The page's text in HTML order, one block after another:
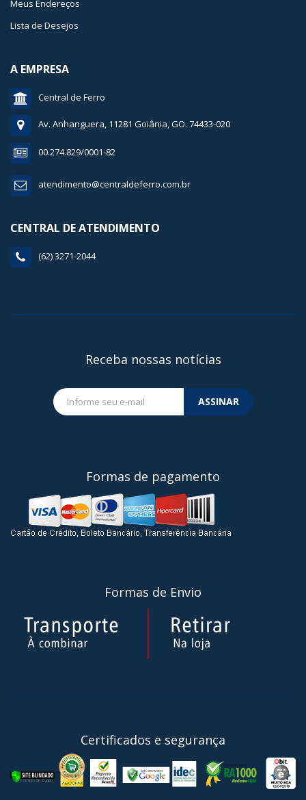
Meus Endereços
Lista de Desejos
A EMPRESA
Central de Ferro
Av. Anhanguera, 11281 Goiânia, GO. 74433-020
00.274.829/0001-82
atendimento@centraldeferro.com.br
CENTRAL DE ATENDIMENTO
(62) 3271-2044
Receba nossas notícias
ASSINAR
Formas de pagamento
Formas de Envio
Certificados e segurança